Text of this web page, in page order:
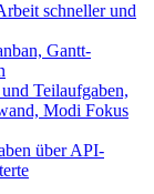
schneller und
Gantt-
Teilaufgaben,
Modi Fokus
über API-